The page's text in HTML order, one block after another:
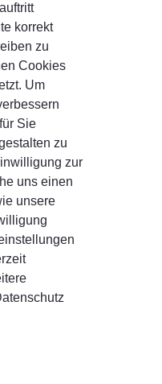
korrekt
zu
Cookies
Um
Sie
zu
zur
uns einen
unsere
approval
*